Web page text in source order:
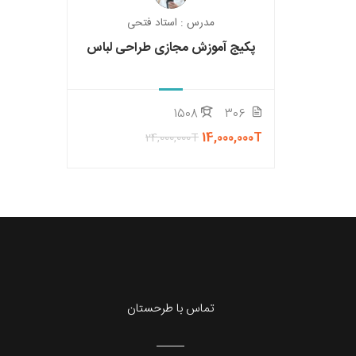
مدرس : استاد فتحی
پکیج آموزش مجازی طراحی لباس
306
1508
24,000,000T14,000,000T
تماس با طرحستان